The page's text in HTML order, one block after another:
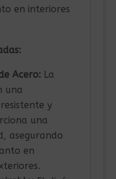
en interiores
Acero:La
una
y
una
asegurando
en